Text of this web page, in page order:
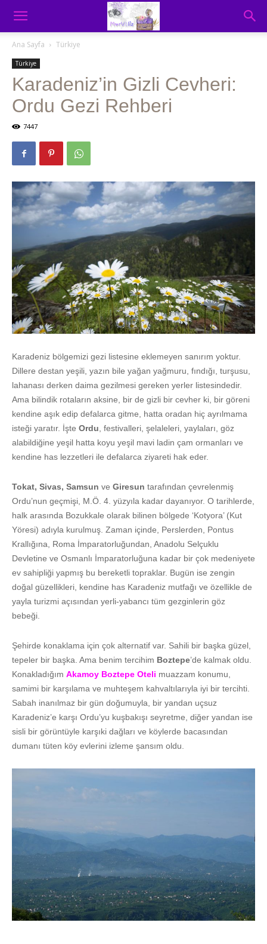
Ana Sayfa Türkiye
Türkiye
Karadeniz’in Gizli Cevheri:
Ordu Gezi Rehberi
7447
Karadeniz bölgemizi gezi listesine eklemeyen sanırım yoktur.
Dillere destan yeşili, yazın bile yağan yağmuru, fındığı, turşusu,
lahanası derken daima gezilmesi gereken yerler listesindedir.
Ama bilindik rotaların aksine, bir de gizli bir cevher ki, bir göreni
kendine aşık edip defalarca gitme, hatta oradan hiç ayrılmama
isteği yaratır. İşte Ordu , festivalleri, şelaleleri, yaylaları, göz
alabildiğine yeşil hatta koyu yeşil mavi ladin çam ormanları ve
kendine has lezzetleri ile defalarca ziyareti hak eder.
Tokat, Sivas, Samsun ve Giresun tarafından çevrelenmiş
Ordu’nun geçmişi, M.Ö. 4. yüzyıla kadar dayanıyor. O tarihlerde,
halk arasında Bozukkale olarak bilinen bölgede ‘Kotyora’ (Kut
Yöresi) adıyla kurulmuş. Zaman içinde, Perslerden, Pontus
Krallığına, Roma İmparatorluğundan, Anadolu Selçuklu
Devletine ve Osmanlı İmparatorluğuna kadar bir çok medeniyete
ev sahipliği yapmış bu bereketli topraklar. Bugün ise zengin
doğal güzellikleri, kendine has Karadeniz mutfağı ve özellikle de
yayla turizmi açısından yerli-yabancı tüm gezginlerin göz
bebeği.
Şehirde konaklama için çok alternatif var. Sahili bir başka güzel,
tepeler bir başka. Ama benim tercihim Boztepe’de kalmak oldu.
Konakladığım Akamoy Boztepe Oteli muazzam konumu,
samimi bir karşılama ve muhteşem kahvaltılarıyla iyi bir tercihti.
Sabah inanılmaz bir gün doğumuyla, bir yandan uçsuz
Karadeniz’e karşı Ordu’yu kuşbakışı seyretme, diğer yandan ise
sisli bir görüntüyle karşıki dağları ve köylerde bacasından
dumanı tüten köy evlerini izleme şansım oldu.